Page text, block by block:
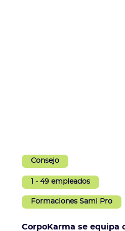
Consejo
1 - 49 empleados
Formaciones Sami Pro
CorpoKarma se equipa